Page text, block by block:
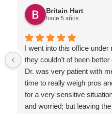
Britain Hart
hace 5 años
I went into this office
they couldn’t of been
Dr. was very patient with
time to really weigh pros
for a very sensitive
and worried; but leaving